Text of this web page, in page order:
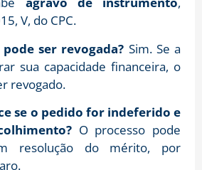
V, do CPC.
ser revogada? Sim. Se a
sua capacidade financeira, o
revogado.
se o pedido for indeferido e
O processo pode
resolução do mérito, por